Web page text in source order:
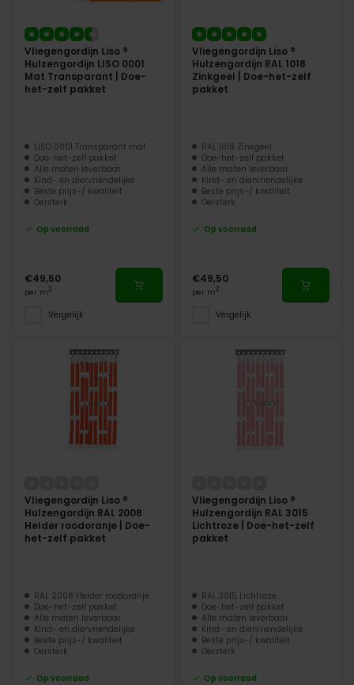
Vliegengordijn Liso ®
Hulzengordijn LISO 0001
Mat Transparant | Doe-
het-zelf pakket
LISO 0001 Transparant mat
Doe-het-zelf pakket
Alle maten leverbaar
Kind- en diervriendelijke
Beste prijs-/ kwaliteit
Oersterk
Op voorraad
€49,50
per m2
Vergelijk
Vliegengordijn Liso ®
Hulzengordijn RAL 1018
Zinkgeel | Doe-het-zelf
pakket
RAL 1018 Zinkgeel
Doe-het-zelf pakket
Alle maten leverbaar
Kind- en diervriendelijke
Beste prijs-/ kwaliteit
Oersterk
Op voorraad
€49,50
per m2
Vergelijk
Vliegengordijn Liso ®
Hulzengordijn RAL 2008
Helder roodoranje | Doe-
het-zelf pakket
RAL 2008 Helder roodoranje
Doe-het-zelf pakket
Alle maten leverbaar
Kind- en diervriendelijke
Beste prijs-/ kwaliteit
Oersterk
Op voorraad
Vliegengordijn Liso ®
Hulzengordijn RAL 3015
Lichtroze | Doe-het-zelf
pakket
RAL 3015 Lichtroze
Doe-het-zelf pakket
Alle maten leverbaar
Kind- en diervriendelijke
Beste prijs-/ kwaliteit
Oersterk
Op voorraad